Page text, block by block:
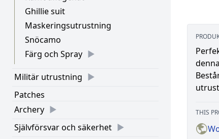
Ghillie suit
Maskeringsutrustning
Snöcamo
Färg och Spray
Militär utrustning
Patches
Archery
Självförsvar och säkerhet
THIS